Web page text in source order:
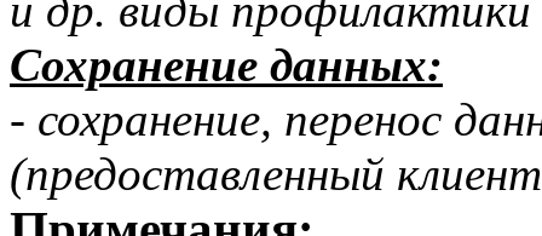
Сохранение данных:
- сохранение, перенос
(предоставленный